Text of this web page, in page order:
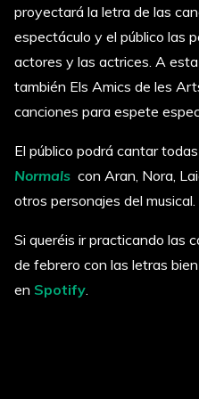
proyectará la letra de las
espectáculo y el público las
actores y las actrices. A
también Els Amics de les
canciones para espete
El público podrá cantar
Normals con Aran, Nora,
otros personajes del musical.
Si queréis ir practicando las
de febrero con las letras
en Spotify